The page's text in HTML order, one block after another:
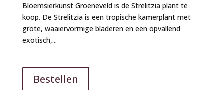
Bloemsierkunst Groeneveld is de Strelitzia plant te
koop. De Strelitzia is een tropische kamerplant met
grote, waaiervormige bladeren en een opvallend
exotisch,...
Bestellen